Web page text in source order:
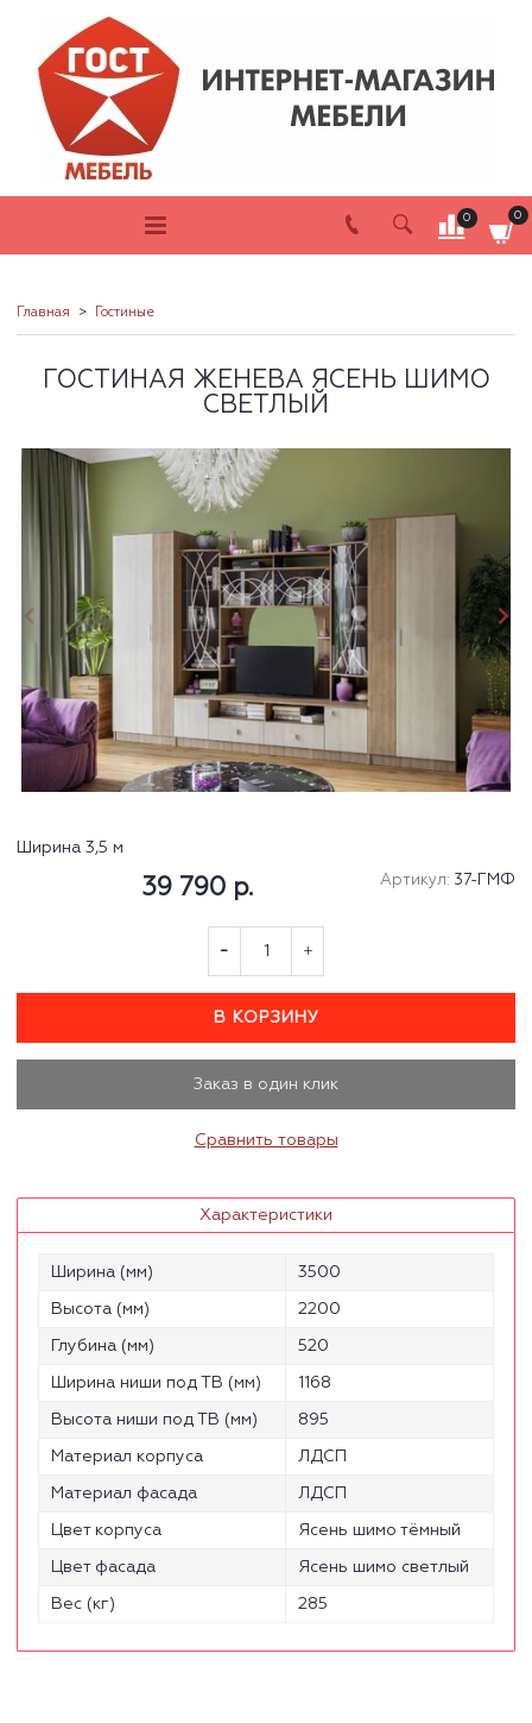
0 0
Главная Гостиные
ГОСТИНАЯ ЖЕНЕВА ЯСЕНЬ ШИМО
СВЕТЛЫЙ
Ширина 3,5 м
Артикул: 37-ГМФ
39 790 р.
В КОРЗИНУ
Заказ в один клик
Сравнить товары
Характеристики
Ширина (мм) 3500
Высота (мм) 2200
Глубина (мм) 520
Ширина ниши под ТВ (мм) 1168
Высота ниши под ТВ (мм) 895
Материал корпуса ЛДСП
Материал фасада ЛДСП
Цвет корпуса Ясень шимо тёмный
Цвет фасада Ясень шимо светлый
Вес (кг) 285